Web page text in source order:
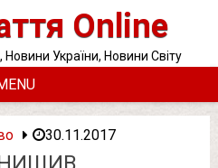
Online
Новини України, Новини Світу
30.11.2017